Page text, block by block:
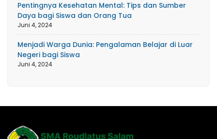
Pentingnya Kesehatan Mental: Tips dan Sumber
Daya bagi Siswa dan Orang Tua
Juni 4, 2024
Menjadi Warga Dunia: Pengalaman Belajar di Luar
Negeri bagi Siswa
Juni 4, 2024